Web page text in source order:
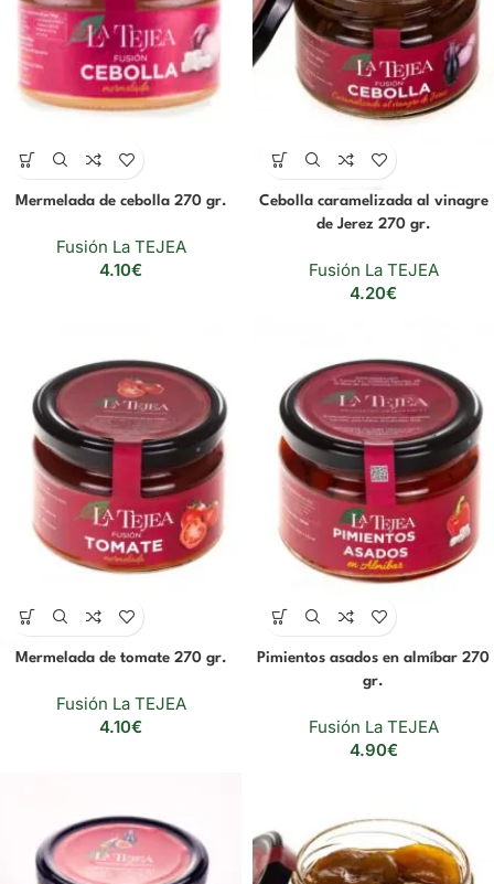
Mermelada de cebolla 270 gr.
Fusión La TEJEA
4.10€
Cebolla caramelizada al vinagre
de Jerez 270 gr.
Fusión La TEJEA
4.20€
Mermelada de tomate 270 gr.
Fusión La TEJEA
4.10€
Pimientos asados en almíbar 270
gr.
Fusión La TEJEA
4.90€